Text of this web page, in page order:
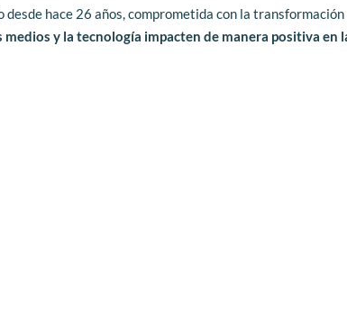
desde hace 26 años, comprometida con la
y la tecnología impacten de manera positiva